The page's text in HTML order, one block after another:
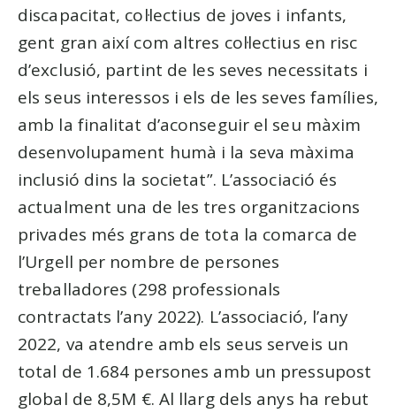
discapacitat, col·lectius de joves i infants,
gent gran així com altres col·lectius en risc
d’exclusió, partint de les seves necessitats i
els seus interessos i els de les seves famílies,
amb la finalitat d’aconseguir el seu màxim
desenvolupament humà i la seva màxima
inclusió dins la societat”. L’associació és
actualment una de les tres organitzacions
privades més grans de tota la comarca de
l’Urgell per nombre de persones
treballadores (298 professionals
contractats l’any 2022). L’associació, l’any
2022, va atendre amb els seus serveis un
total de 1.684 persones amb un pressupost
global de 8,5M €. Al llarg dels anys ha rebut